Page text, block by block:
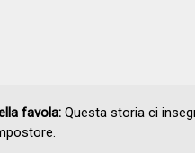
favola:Questa storia ci